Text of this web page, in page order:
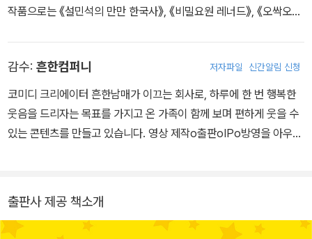
작품으로는 《설민석의 만만 한국사》, 《비밀요원 레너드》, 《오싹오싹
감수: 흔한컴퍼니 저자파일 신간알림 신청
코미디 크리에이터 흔한남매가 이끄는 회사로, 하루에 한 번 행복한
웃음을 드리자는 목표를 가지고 온 가족이 함께 보며 편하게 웃을 수
있는 콘텐츠를 만들고 있습니다. 영상 제작o출판oIPo방영을 아우르
출판사 제공 책소개